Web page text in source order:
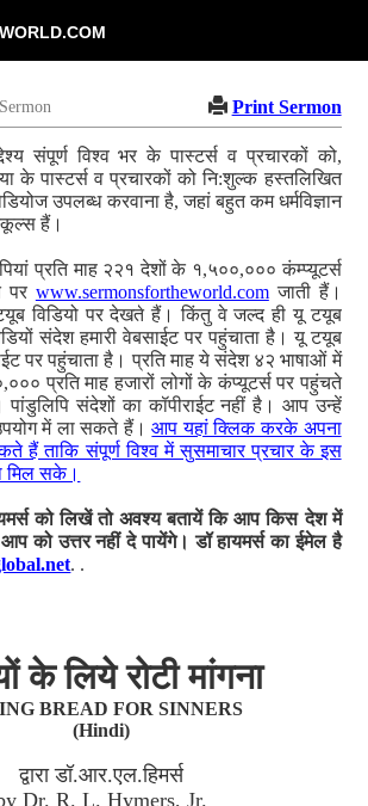
Sermon Print Sermon
संपूर्ण विश्व भर के पास्टर्स व प्रचारकों को,
के पास्टर्स व प्रचारकों को नि:शुल्क हस्तलिखित
उपलब्ध करवाना है, जहां बहुत कम धर्मविज्ञान
हैं।
प्रति माह २२१ देशों के १,५००,००० कंम्प्यूटर्स
पर www.sermonsfortheworld.comजाती हैं।
विडियो पर देखते हैं। किंतु वे जल्द ही यू टयूब
संदेश हमारी वेबसाईट पर पहुंचाता है। यू टयूब
पर पहुंचाता है। प्रति माह ये संदेश ४२ भाषाओं में
प्रति माह हजारों लोगों के कंप्यूटर्स पर पहुंचते
संदेशों का कॉपीराईट नहीं है। आप उन्हें
में ला सकते हैं।आप यहां क्लिक करके अपना
हैं ताकि संपूर्ण विश्व में सुसमाचार प्रचार के इस
मिल सके।
को लिखें तो अवश्य बतायें कि आप किस देश में
को उत्तर नहीं दे पायेंगे। डॉ हायमर्स का ईमेल है
. .
के लिये रोटी मांगना
BREAD FOR SINNERS
(Hindi)
द्वारा डॉ.आर.एल.हिमर्स
Dr. R. L. Hymers, Jr.